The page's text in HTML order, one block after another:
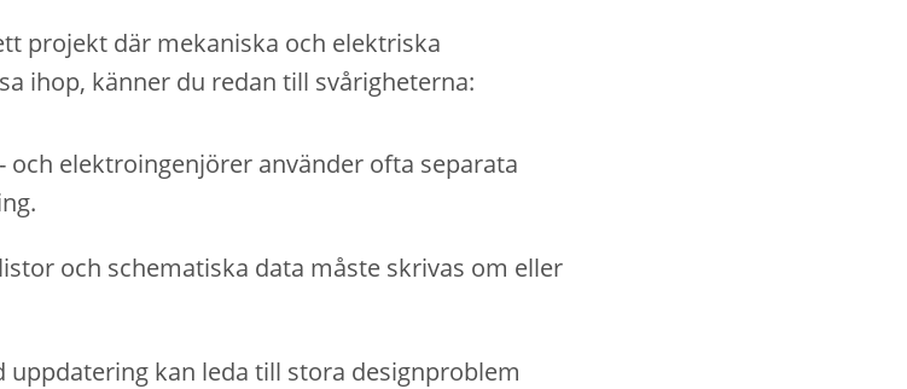
projekt där mekaniska och elektriska
ihop, känner du redan till svårigheterna:
och elektroingenjörer använder ofta separata
och schematiska data måste skrivas om eller
uppdatering kan leda till stora designproblem